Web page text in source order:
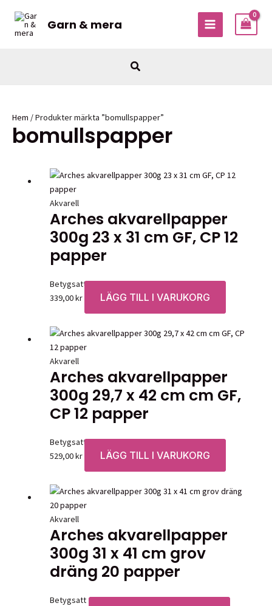
innehåll
Garn & mera
MAIN
Sök
Hem / Produkter märkta ”bomullspapper”
bomullspapper
Akvarell
Arches akvarellpapper
300g 23 x 31 cm GF, CP 12
papper
Betygsatt0av 5
339,00kr LÄGG TILL I VARUKORG
Akvarell
Arches akvarellpapper
300g 29,7 x 42 cm cm GF,
CP 12 papper
Betygsatt0av 5
529,00kr LÄGG TILL I VARUKORG
Akvarell
Arches akvarellpapper
300g 31 x 41 cm grov
dräng 20 papper
Betygsatt 0av 5